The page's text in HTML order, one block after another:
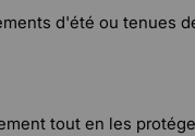
d'été ou tenues
tout en les